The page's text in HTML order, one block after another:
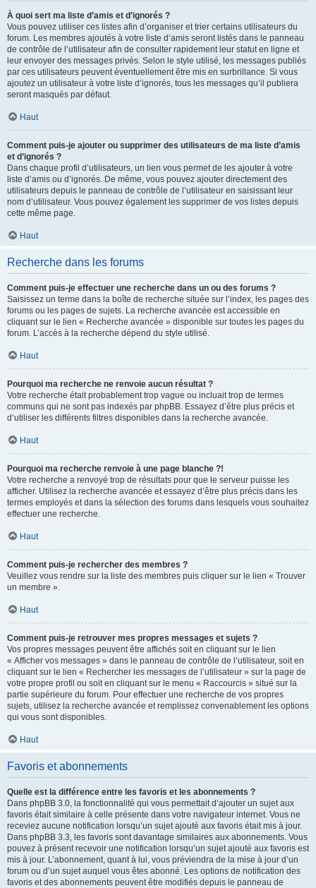
À quoi sert ma liste d’amis et d’ignorés ?
Vous pouvez utiliser ces listes afin d’organiser et trier certains utilisateurs du
forum. Les membres ajoutés à votre liste d’amis seront listés dans le panneau
de contrôle de l’utilisateur afin de consulter rapidement leur statut en ligne et
leur envoyer des messages privés. Selon le style utilisé, les messages publiés
par ces utilisateurs peuvent éventuellement être mis en surbrillance. Si vous
ajoutez un utilisateur à votre liste d’ignorés, tous les messages qu’il publiera
seront masqués par défaut.
Haut
Comment puis-je ajouter ou supprimer des utilisateurs de ma liste d’amis
et d’ignorés ?
Dans chaque profil d’utilisateurs, un lien vous permet de les ajouter à votre
liste d’amis ou d’ignorés. De même, vous pouvez ajouter directement des
utilisateurs depuis le panneau de contrôle de l’utilisateur en saisissant leur
nom d’utilisateur. Vous pouvez également les supprimer de vos listes depuis
cette même page.
Haut
Recherche dans les forums
Comment puis-je effectuer une recherche dans un ou des forums ?
Saisissez un terme dans la boîte de recherche située sur l’index, les pages des
forums ou les pages de sujets. La recherche avancée est accessible en
cliquant sur le lien « Recherche avancée » disponible sur toutes les pages du
forum. L’accès à la recherche dépend du style utilisé.
Haut
Pourquoi ma recherche ne renvoie aucun résultat ?
Votre recherche était probablement trop vague ou incluait trop de termes
communs qui ne sont pas indexés par phpBB. Essayez d’être plus précis et
d’utiliser les différents filtres disponibles dans la recherche avancée.
Haut
Pourquoi ma recherche renvoie à une page blanche ?!
Votre recherche a renvoyé trop de résultats pour que le serveur puisse les
afficher. Utilisez la recherche avancée et essayez d’être plus précis dans les
termes employés et dans la sélection des forums dans lesquels vous souhaitez
effectuer une recherche.
Haut
Comment puis-je rechercher des membres ?
Veuillez vous rendre sur la liste des membres puis cliquer sur le lien « Trouver
un membre ».
Haut
Comment puis-je retrouver mes propres messages et sujets ?
Vos propres messages peuvent être affichés soit en cliquant sur le lien
« Afficher vos messages » dans le panneau de contrôle de l’utilisateur, soit en
cliquant sur le lien « Rechercher les messages de l’utilisateur » sur la page de
votre propre profil ou soit en cliquant sur le menu « Raccourcis » situé sur la
partie supérieure du forum. Pour effectuer une recherche de vos propres
sujets, utilisez la recherche avancée et remplissez convenablement les options
qui vous sont disponibles.
Haut
Favoris et abonnements
Quelle est la différence entre les favoris et les abonnements ?
Dans phpBB 3.0, la fonctionnalité qui vous permettait d’ajouter un sujet aux
favoris était similaire à celle présente dans votre navigateur internet. Vous ne
receviez aucune notification lorsqu’un sujet ajouté aux favoris était mis à jour.
Dans phpBB 3.3, les favoris sont davantage similaires aux abonnements. Vous
pouvez à présent recevoir une notification lorsqu’un sujet ajouté aux favoris est
mis à jour. L’abonnement, quant à lui, vous préviendra de la mise à jour d’un
forum ou d’un sujet auquel vous êtes abonné. Les options de notification des
favoris et des abonnements peuvent être modifiés depuis le panneau de